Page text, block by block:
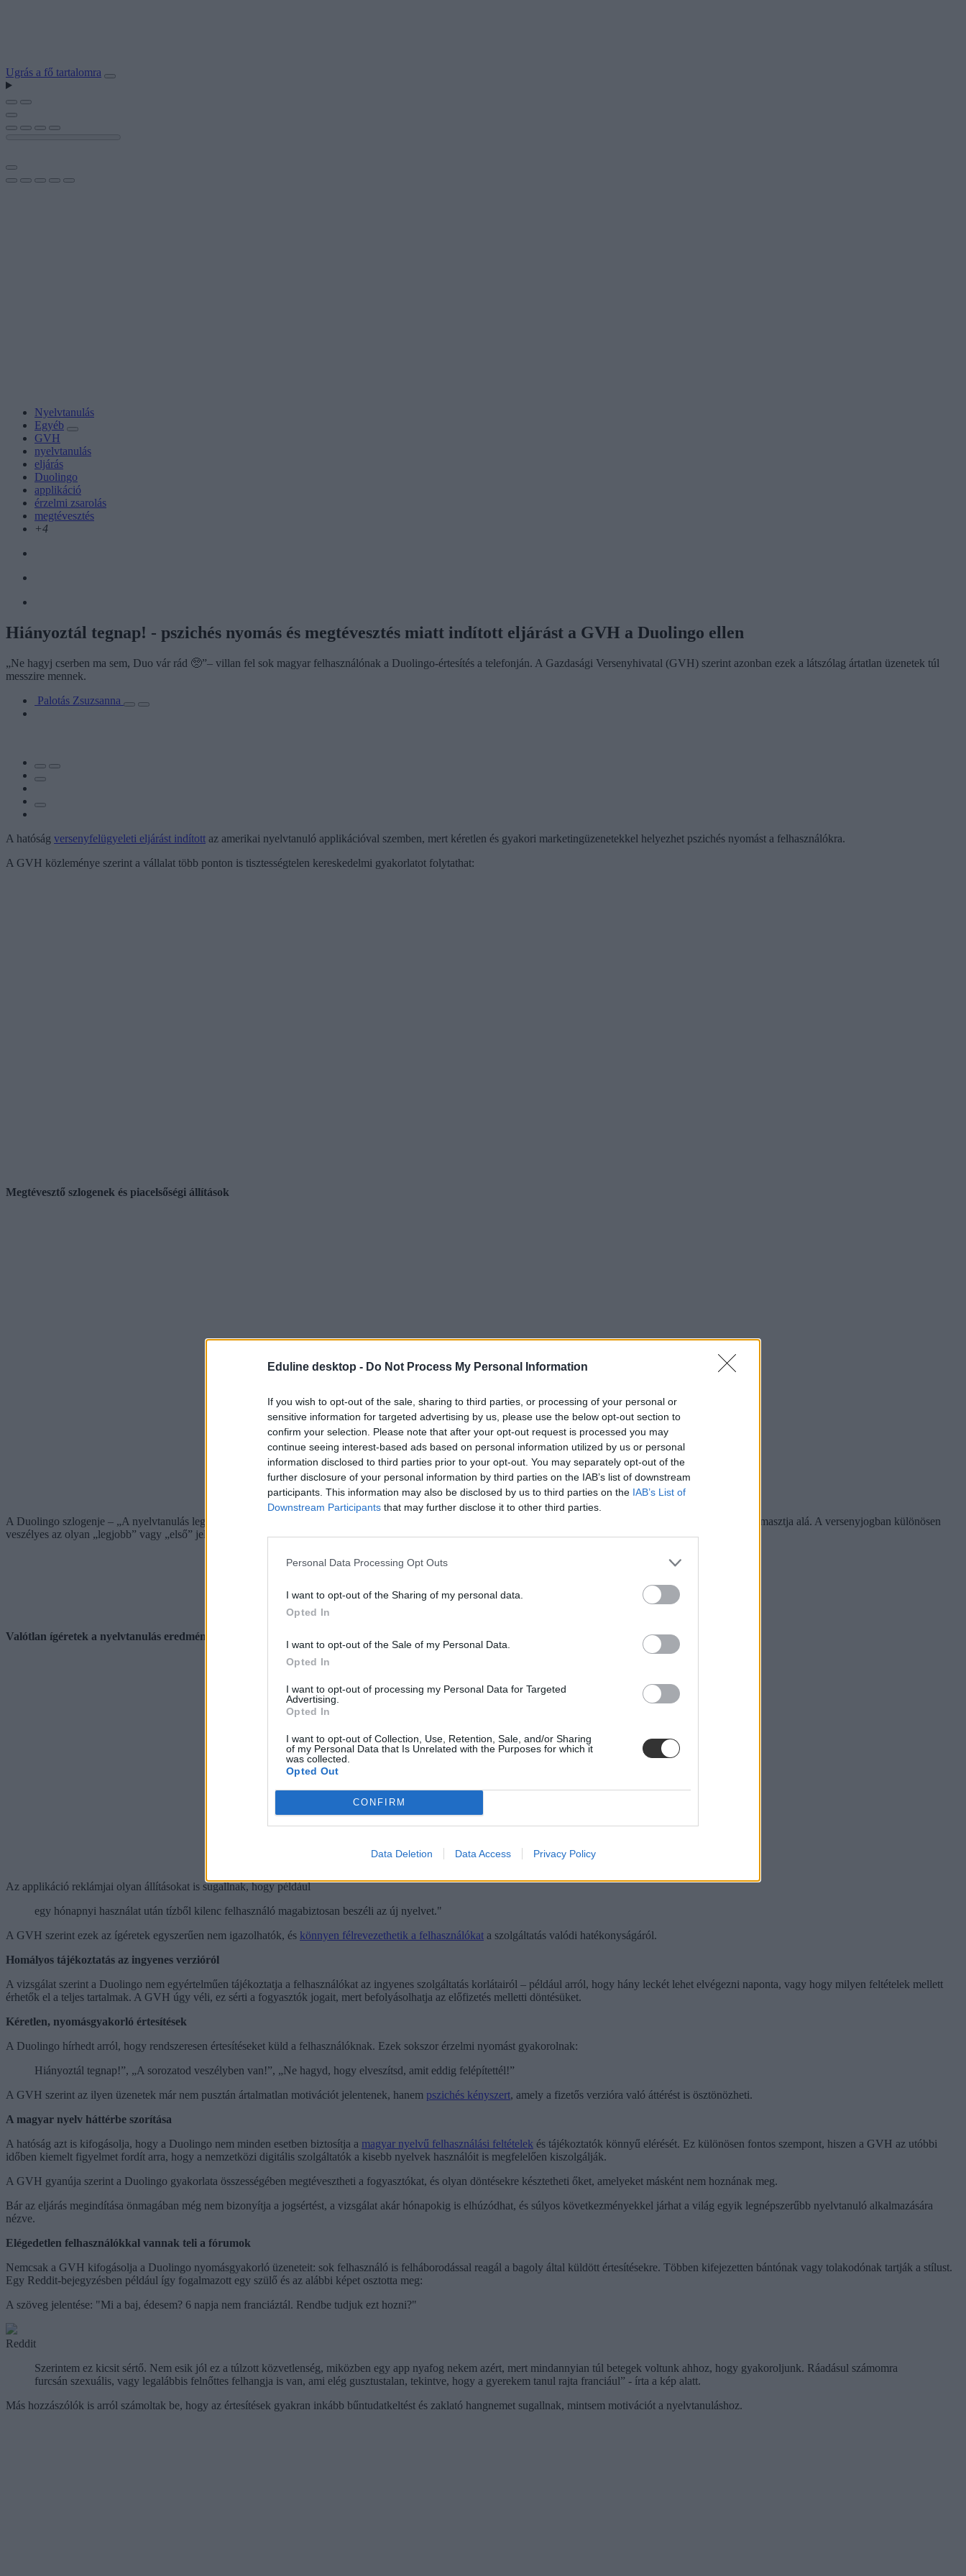
Eduline desktop - Do Not Process My Personal Information
If you wish to opt-out of the sale, sharing to third parties, or processing of your personal or
sensitive information for targeted advertising by us, please use the below opt-out section to
confirm your selection. Please note that after your opt-out request is processed you may
continue seeing interest-based ads based on personal information utilized by us or personal
information disclosed to third parties prior to your opt-out. You may separately opt-out of the
further disclosure of your personal information by third parties on the IAB’s list of downstream
participants. This information may also be disclosed by us to third parties on the IAB’s List of
Downstream Participants that may further disclose it to other third parties.
Personal Data Processing Opt Outs
I want to opt-out of the Sharing of my personal data.
Opted In
I want to opt-out of the Sale of my Personal Data.
Opted In
I want to opt-out of processing my Personal Data for Targeted
Advertising.
Opted In
I want to opt-out of Collection, Use, Retention, Sale, and/or Sharing
of my Personal Data that Is Unrelated with the Purposes for which it
was collected.
Opted Out
CONFIRM
Data Deletion Data Access Privacy Policy
Ugrás a fő tartalomra
Nyelvtanulás
Egyéb
GVH
nyelvtanulás
eljárás
Duolingo
applikáció
érzelmi zsarolás
megtévesztés
+4
Hiányoztál tegnap! - pszichés nyomás és megtévesztés miatt indított eljárást a GVH a Duolingo ellen
„Ne hagyj cserben ma sem, Duo vár rád 🥺”– villan fel sok magyar felhasználónak a Duolingo-értesítés a telefonján. A Gazdasági Versenyhivatal (GVH) szerint azonban ezek a látszólag ártatlan üzenetek túl
messzire mennek.
Palotás Zsuzsanna
A hatóság versenyfelügyeleti eljárást indított az amerikai nyelvtanuló applikációval szemben, mert kéretlen és gyakori marketingüzenetekkel helyezhet pszichés nyomást a felhasználókra.
A GVH közleménye szerint a vállalat több ponton is tisztességtelen kereskedelmi gyakorlatot folytathat:
Megtévesztő szlogenek és piacelsőségi állítások
A Duolingo szlogenje – „A nyelvtanulás legjobb módja a világon” – a hatóság szerint megalapozatlan piacelsőségi állítás, hiszen semmilyen objektív mérőszám nem támasztja alá. A versenyjogban különösen
veszélyes az olyan „legjobb” vagy „első” jelzők használata, amelyek nem igazolhatók hiteles adatokkal.
Valótlan ígéretek a nyelvtanulás eredményességéről
Az applikáció reklámjai olyan állításokat is sugallnak, hogy például
egy hónapnyi használat után tízből kilenc felhasználó magabiztosan beszéli az új nyelvet."
A GVH szerint ezek az ígéretek egyszerűen nem igazolhatók, és könnyen félrevezethetik a felhasználókat a szolgáltatás valódi hatékonyságáról.
Homályos tájékoztatás az ingyenes verzióról
A vizsgálat szerint a Duolingo nem egyértelműen tájékoztatja a felhasználókat az ingyenes szolgáltatás korlátairól – például arról, hogy hány leckét lehet elvégezni naponta, vagy hogy milyen feltételek mellett
érhetők el a teljes tartalmak. A GVH úgy véli, ez sérti a fogyasztók jogait, mert befolyásolhatja az előfizetés melletti döntésüket.
Kéretlen, nyomásgyakorló értesítések
A Duolingo hírhedt arról, hogy rendszeresen értesítéseket küld a felhasználóknak. Ezek sokszor érzelmi nyomást gyakorolnak:
Hiányoztál tegnap!”, „A sorozatod veszélyben van!”, „Ne hagyd, hogy elveszítsd, amit eddig felépítettél!”
A GVH szerint az ilyen üzenetek már nem pusztán ártalmatlan motivációt jelentenek, hanem pszichés kényszert, amely a fizetős verzióra való áttérést is ösztönözheti.
A magyar nyelv háttérbe szorítása
A hatóság azt is kifogásolja, hogy a Duolingo nem minden esetben biztosítja a magyar nyelvű felhasználási feltételek és tájékoztatók könnyű elérését. Ez különösen fontos szempont, hiszen a GVH az utóbbi
időben kiemelt figyelmet fordít arra, hogy a nemzetközi digitális szolgáltatók a kisebb nyelvek használóit is megfelelően kiszolgálják.
A GVH gyanúja szerint a Duolingo gyakorlata összességében megtévesztheti a fogyasztókat, és olyan döntésekre késztetheti őket, amelyeket másként nem hoznának meg.
Bár az eljárás megindítása önmagában még nem bizonyítja a jogsértést, a vizsgálat akár hónapokig is elhúzódhat, és súlyos következményekkel járhat a világ egyik legnépszerűbb nyelvtanuló alkalmazására
nézve.
Elégedetlen felhasználókkal vannak teli a fórumok
Nemcsak a GVH kifogásolja a Duolingo nyomásgyakorló üzeneteit: sok felhasználó is felháborodással reagál a bagoly által küldött értesítésekre. Többen kifejezetten bántónak vagy tolakodónak tartják a stílust.
Egy Reddit-bejegyzésben például így fogalmazott egy szülő és az alábbi képet osztotta meg:
A szöveg jelentése: "Mi a baj, édesem? 6 napja nem franciáztál. Rendbe tudjuk ezt hozni?"
Reddit
Szerintem ez kicsit sértő. Nem esik jól ez a túlzott közvetlenség, miközben egy app nyafog nekem azért, mert mindannyian túl betegek voltunk ahhoz, hogy gyakoroljunk. Ráadásul számomra
furcsán szexuális, vagy legalábbis felnőttes felhangja is van, ami elég gusztustalan, tekintve, hogy a gyerekem tanul rajta franciául” - írta a kép alatt.
Más hozzászólók is arról számoltak be, hogy az értesítések gyakran inkább bűntudatkeltést és zaklató hangnemet sugallnak, mintsem motivációt a nyelvtanuláshoz.